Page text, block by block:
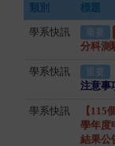
類別 標題
學系快訊 重要
分科測
學系快訊 重要
注意事
學系快訊
【115
學年度
結果公